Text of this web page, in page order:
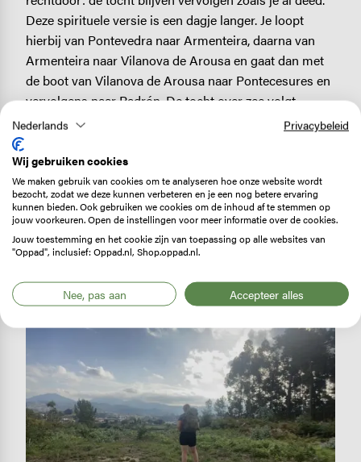
Deze spirituele versie is een dagje langer. Je loopt
hierbij van Pontevedra naar Armenteira, daarna van
Armenteira naar Vilanova de Arousa en gaat dan met
de boot van Vilanova de Arousa naar Pontecesures en
vervolgens naar Padrón. De tocht over zee volgt
dezelfde route als de overblijfselen van de apostel
na-laatste stop op de
velen en daarmee een mooie plek om te stoppen voor
wandelaars. In de kathedraal vind je een gedenkplek
voor de heilige Jacobus en er zijn verschillende
kloosters en kerken te bewonderen.
Image
Nederlands Privacybeleid
Wij gebruiken cookies
We maken gebruik van cookies om te analyseren hoe onze website wordt
bezocht, zodat we deze kunnen verbeteren en je een nog betere ervaring
kunnen bieden. Ook gebruiken we cookies om de inhoud af te stemmen op
jouw voorkeuren. Open de instellingen voor meer informatie over de cookies.
Jouw toestemming en het cookie zijn van toepassing op alle websites van
"Oppad", inclusief: Oppad.nl, Shop.oppad.nl.
Nee, pas aan Accepteer alles